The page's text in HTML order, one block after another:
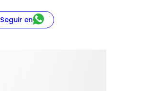
Seguir en